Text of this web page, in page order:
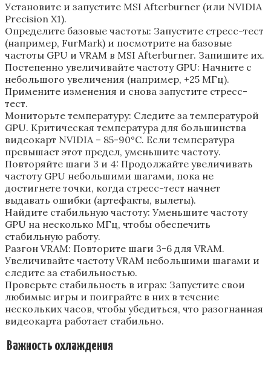
Установите и запустите MSI Afterburner (или NVIDIA
Precision X1).
Определите базовые частоты: Запустите стресс-тест
(например‚ FurMark) и посмотрите на базовые
частоты GPU и VRAM в MSI Afterburner. Запишите их.
Постепенно увеличивайте частоту GPU: Начните с
небольшого увеличения (например‚ +25 МГц).
Примените изменения и снова запустите стресс-
тест.
Мониторьте температуру: Следите за температурой
GPU. Критическая температура для большинства
видеокарт NVIDIA – 85-90°C. Если температура
превышает этот предел‚ уменьшите частоту.
Повторяйте шаги 3 и 4: Продолжайте увеличивать
частоту GPU небольшими шагами‚ пока не
достигнете точки‚ когда стресс-тест начнет
выдавать ошибки (артефакты‚ вылеты).
Найдите стабильную частоту: Уменьшите частоту
GPU на несколько МГц‚ чтобы обеспечить
стабильную работу.
Разгон VRAM: Повторите шаги 3-6 для VRAM.
Увеличивайте частоту VRAM небольшими шагами и
следите за стабильностью.
Проверьте стабильность в играх: Запустите свои
любимые игры и поиграйте в них в течение
нескольких часов‚ чтобы убедиться‚ что разогнанная
видеокарта работает стабильно.
️ Важность охлаждения